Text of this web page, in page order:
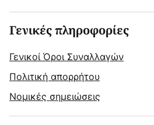
Γενικές πληροφορίες
Γενικοί Όροι Συναλλαγών
Πολιτική απορρήτου
Νομικές σημειώσεις